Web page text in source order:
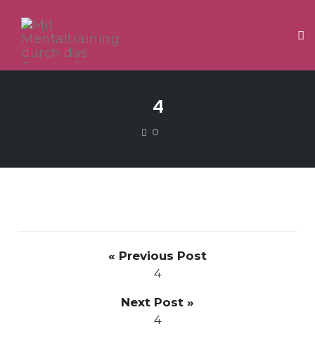
4
0
« Previous Post
4
Next Post »
4